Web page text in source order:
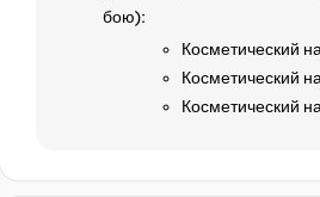
бою):
Косметический
Косметический
Косметический